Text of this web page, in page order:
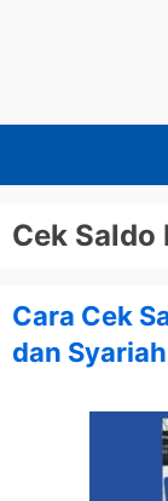
Cek
Cara Cek
dan